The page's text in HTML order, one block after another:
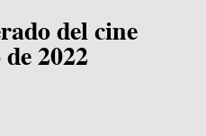
del cine
2022